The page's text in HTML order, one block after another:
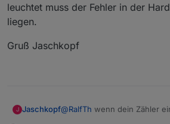
mehrmals kontrolliert.
leuchtet muss der Fehler in der
liegen.
Gruß Jaschkopf
J Jaschkopf@RalfTh wenn dein Zähler